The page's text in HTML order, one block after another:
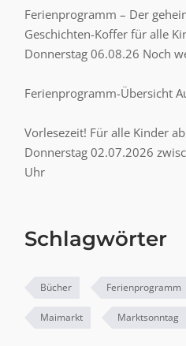
Ferienprogramm – Der
Geschichten-Koffer für alle
Donnerstag 06.08.26 Noch
Ferienprogramm-Übersicht
Vorlesezeit! Für alle Kinder
Donnerstag 02.07.2026
Uhr
Schlagwörter
Bücher Ferienprogramm
Maimarkt Marktsonntag